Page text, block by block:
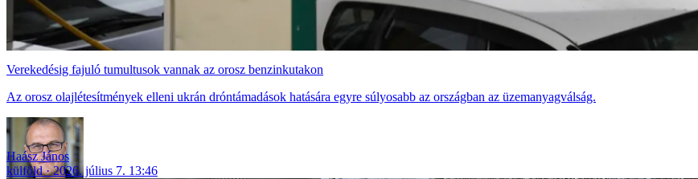
Verekedésig fajuló tumultusok vannak az orosz benzinkutakon
Az orosz olajlétesítmények elleni ukrán dróntámadások hatására egyre súlyosabb az országban az üzemanyagválság.
Haász János
külföld
2026. július 7. 13:46